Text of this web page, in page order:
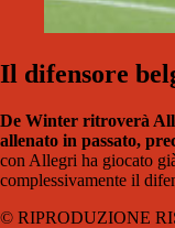
Il difensore
De Winter ritroverà
allenato in passato,
con Allegri ha giocato
complessivamente il
© RIPRODUZIONE